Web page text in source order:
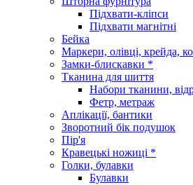
Підхвати-кліпси
Підхвати магнітні
Бейка
Маркери, олівці, крейда,
Замки-блискавки *
Тканина для шиття
Набори тканини,
Фетр, метраж
Аплікації, бантики
Зворотний бік подушок
Пір'я
Кравецькі ножиці *
Голки, булавки
Булавки